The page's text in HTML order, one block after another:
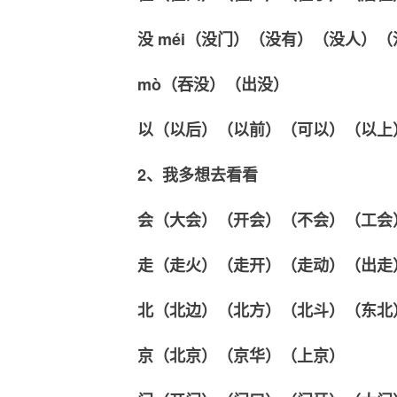
没 méi（没门）（没有）（没人）（
mò（吞没）（出没）
以（以后）（以前）（可以）（以上
2、我多想去看看
会（大会）（开会）（不会）（工会
走（走火）（走开）（走动）（出走
北（北边）（北方）（北斗）（东北
京（北京）（京华）（上京）